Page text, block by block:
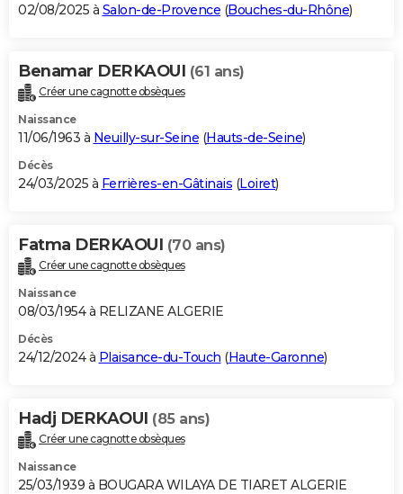
02/08/2025 à Salon-de-Provence (Bouches-du-Rhône)
Benamar DERKAOUI (61 ans)
Créer une cagnotte obsèques
Naissance
11/06/1963 à Neuilly-sur-Seine (Hauts-de-Seine)
Décès
24/03/2025 à Ferrières-en-Gâtinais (Loiret)
Fatma DERKAOUI (70 ans)
Créer une cagnotte obsèques
Naissance
08/03/1954 à RELIZANE ALGERIE
Décès
24/12/2024 à Plaisance-du-Touch (Haute-Garonne)
Hadj DERKAOUI (85 ans)
Créer une cagnotte obsèques
Naissance
25/03/1939 à BOUGARA WILAYA DE TIARET ALGERIE